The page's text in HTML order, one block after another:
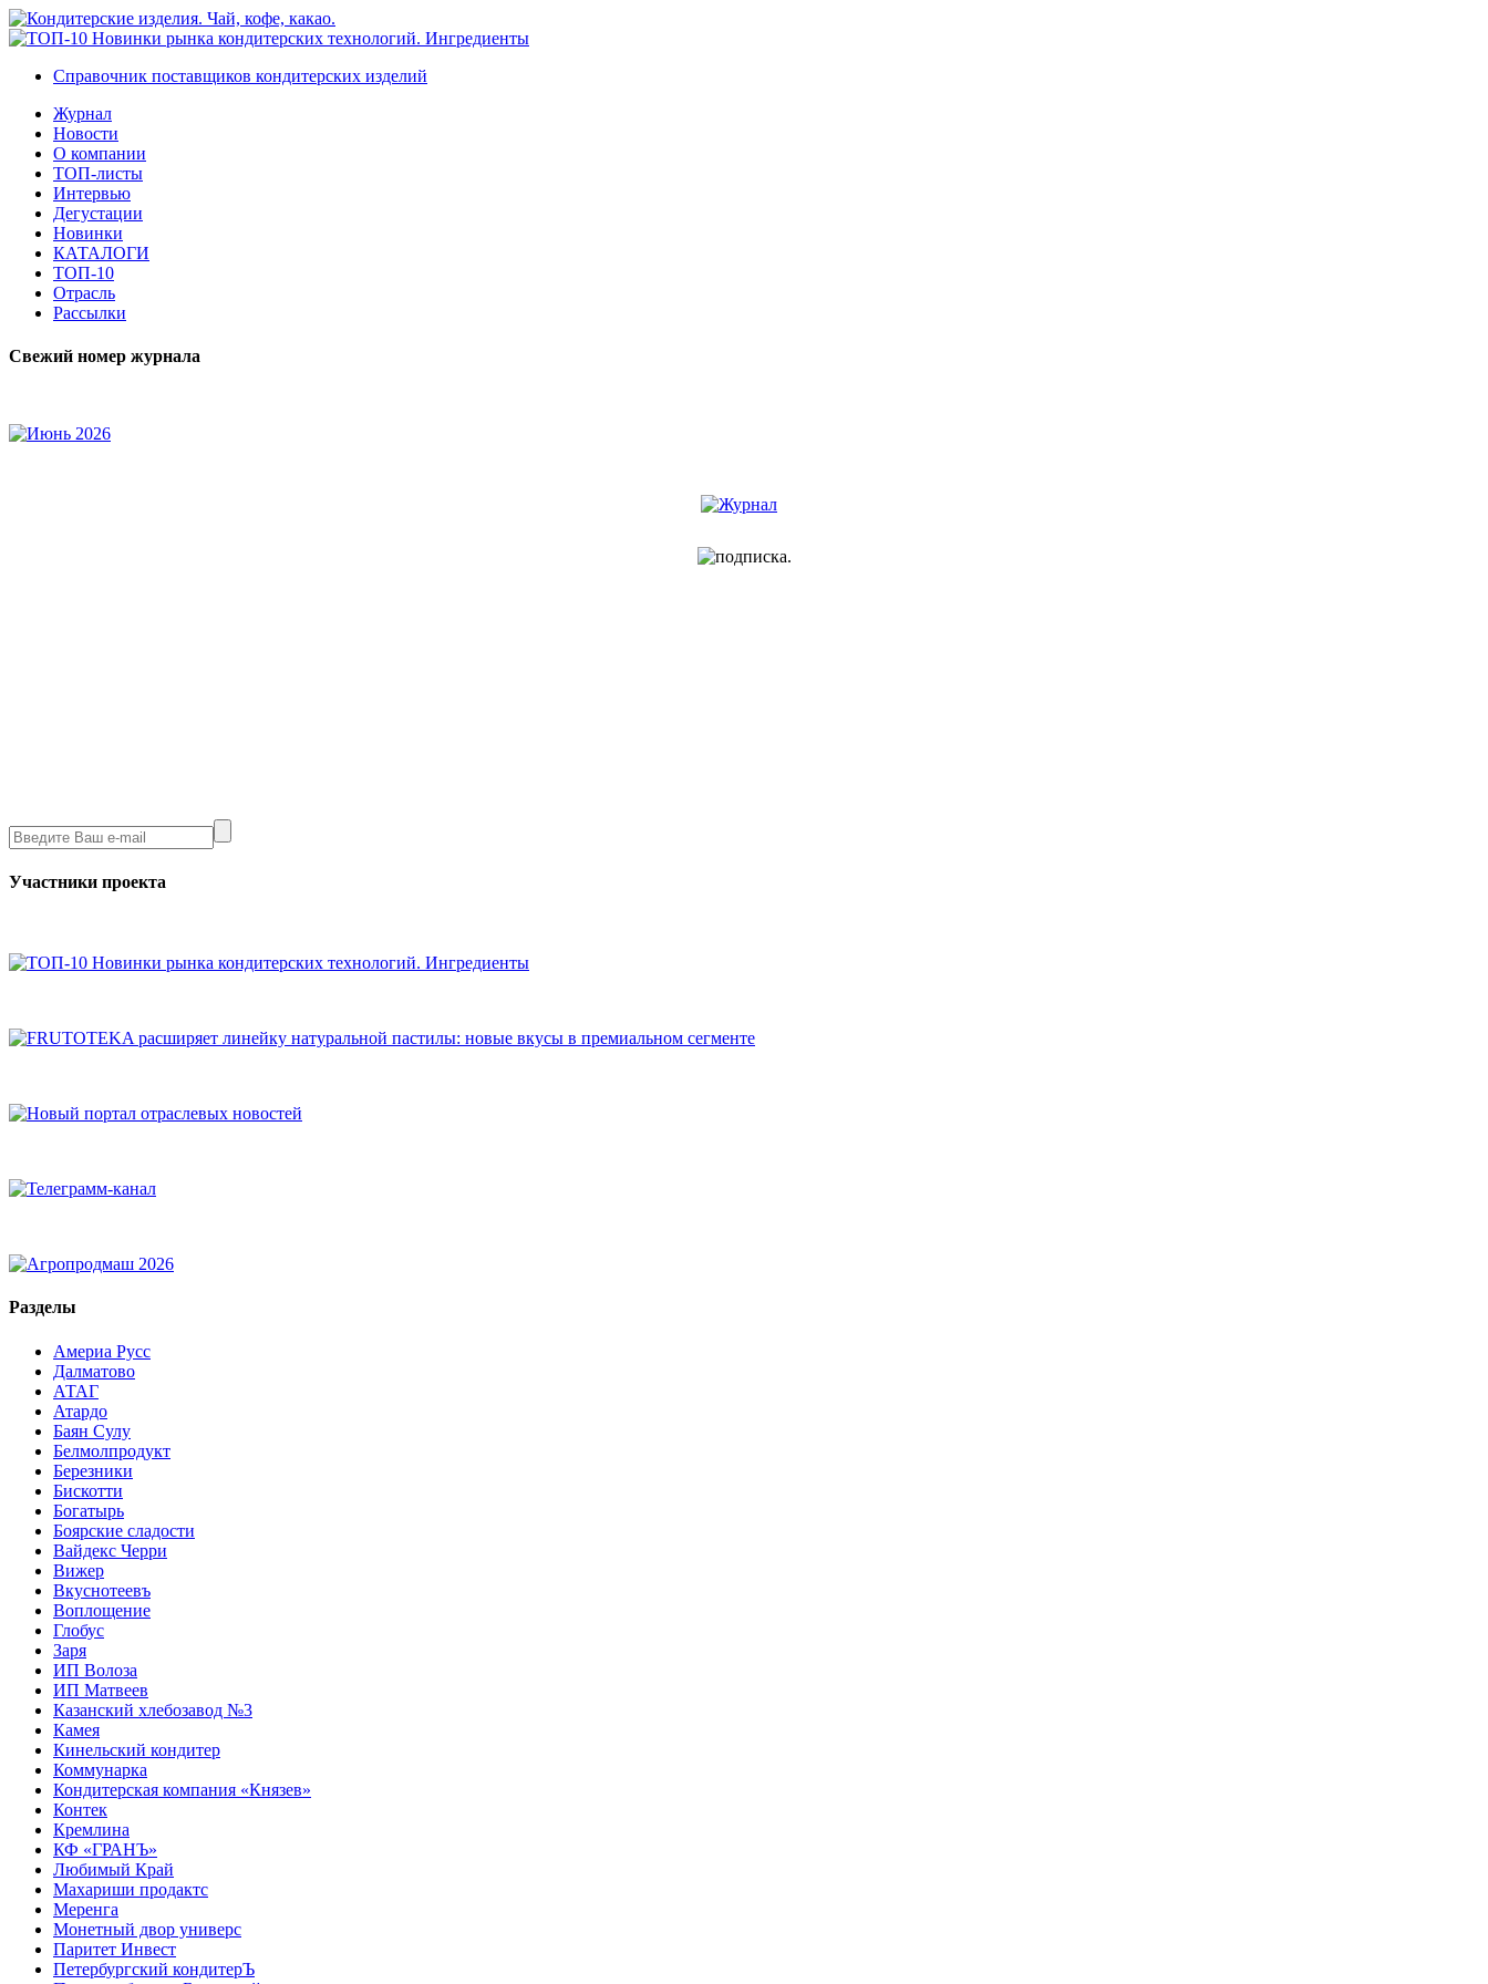
Справочник поставщиков кондитерских изделий
Журнал
Новости
О компании
ТОП-листы
Интервью
Дегустации
Новинки
КАТАЛОГИ
ТОП-10
Отрасль
Рассылки
Свежий номер журнала
Участники проекта
Разделы
Америа Русс
Далматово
АТАГ
Атардо
Баян Сулу
Белмолпродукт
Березники
Бискотти
Богатырь
Боярские сладости
Вайдекс Черри
Вижер
Вкуснотеевъ
Воплощение
Глобус
Заря
ИП Волоза
ИП Матвеев
Казанский хлебозавод №3
Камея
Кинельский кондитер
Коммунарка
Кондитерская компания «Князев»
Контек
Кремлина
КФ «ГРАНЪ»
Любимый Край
Махариши продактс
Меренга
Монетный двор универс
Паритет Инвест
Петербургский кондитерЪ